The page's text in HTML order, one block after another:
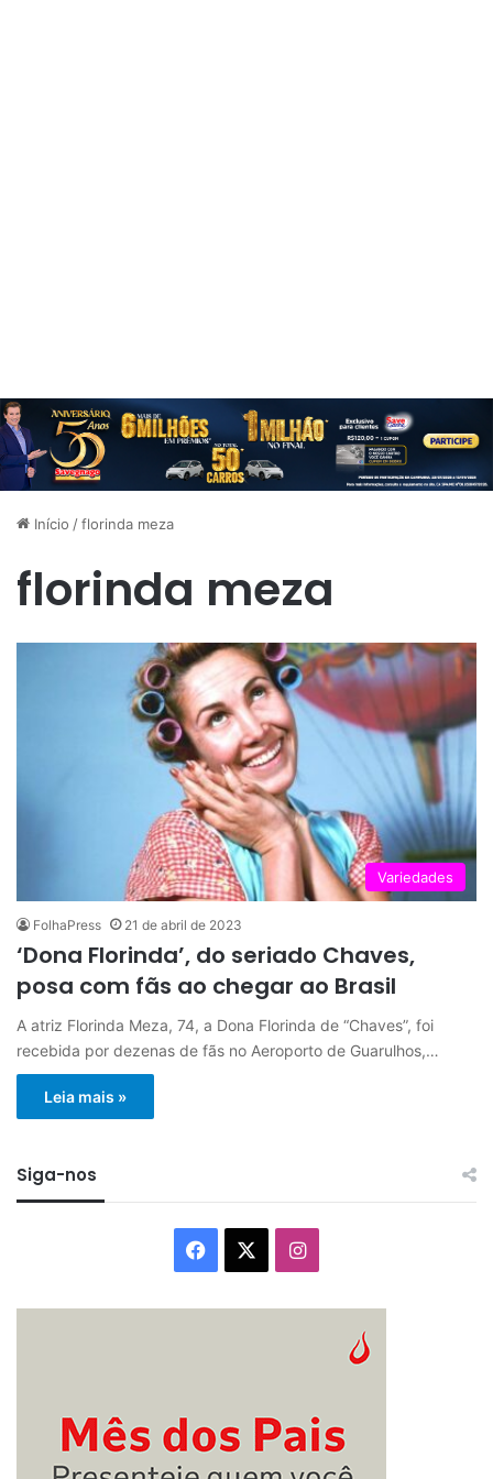
Início /florinda meza
florinda meza
Variedades
FolhaPress 21 de abril de 2023
‘Dona Florinda’, do seriado Chaves,
posa com fãs ao chegar ao Brasil
A atriz Florinda Meza, 74, a Dona Florinda de “Chaves”, foi
recebida por dezenas de fãs no Aeroporto de Guarulhos,…
Leia mais »
Siga-nos
Facebook Instagram